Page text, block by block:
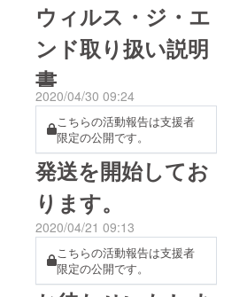
ウィルス・ジ・エ
ンド取り扱い説明
書
2020/04/30 09:24
こちらの活動報告は支援者
限定の公開です。
発送を開始してお
ります。
2020/04/21 09:13
こちらの活動報告は支援者
限定の公開です。